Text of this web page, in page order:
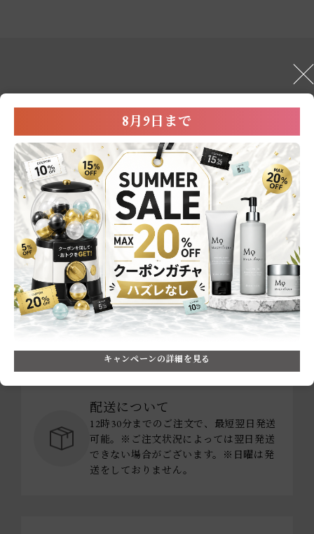
ご利用ガイド
よくあるご質問
初めての方へ
3,300円(税込)以上のご購入で全国どこで
も送料無料でお届け。
配送について
12時30分までのご注文で、最短翌日発送
可能。※ご注文状況によっては翌日発送
できない場合がございます。※日曜は発
送をしておりません。
8月9日まで
キャンペーンの詳細を見る